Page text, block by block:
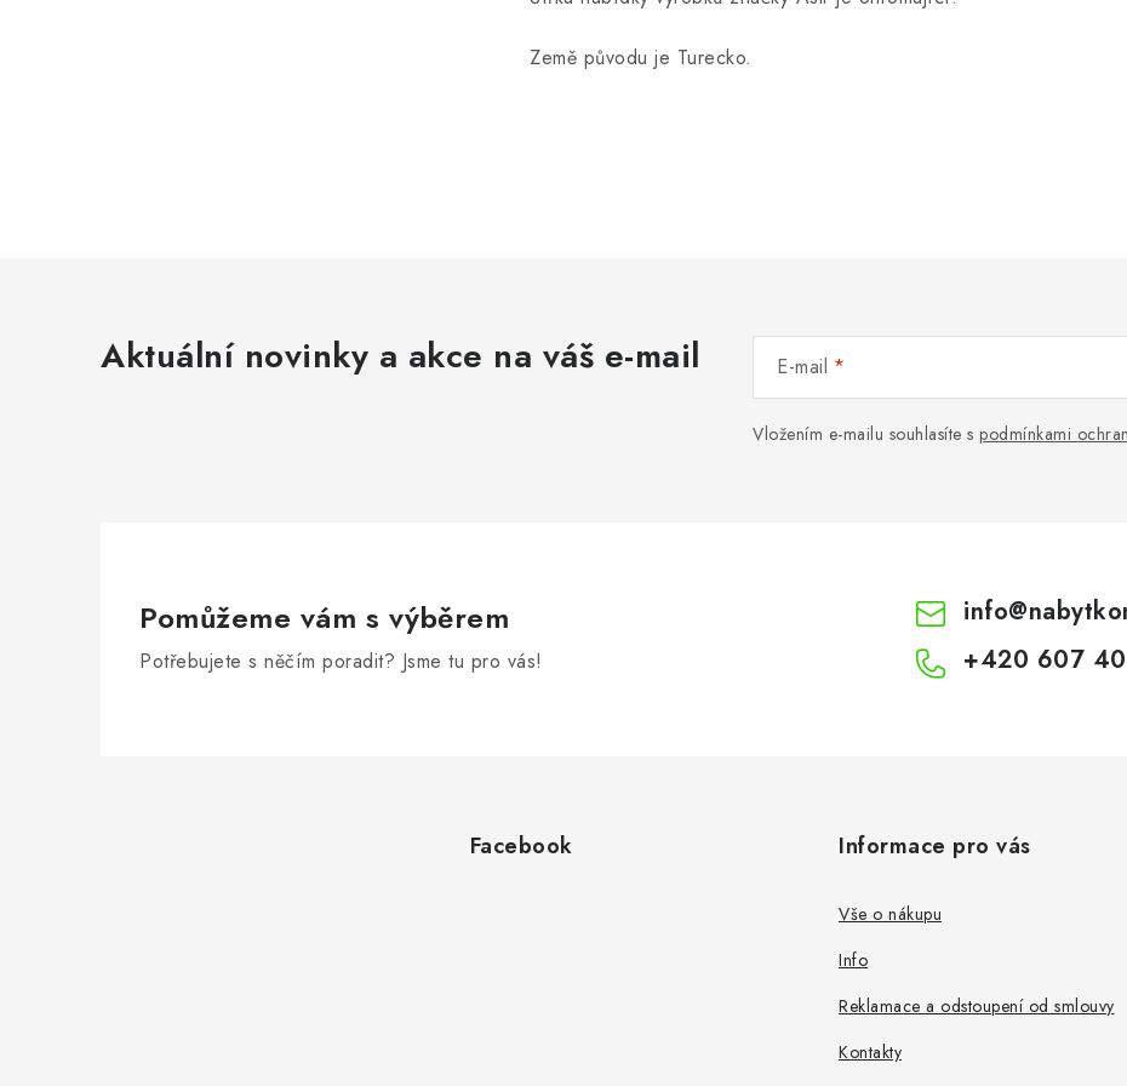
Země původu je Turecko.
Aktuální novinky a akce na váš e-mail E-mail
Vložením e-mailu souhlasíte s podmínkami
Pomůžeme vám s výběrem
Potřebujete s něčím poradit? Jsme tu pro vás!
info@
+420 607
Facebook Informace pro vás
Vše o nákupu
Info
Reklamace a odstoupení od smlouvy
Kontakty